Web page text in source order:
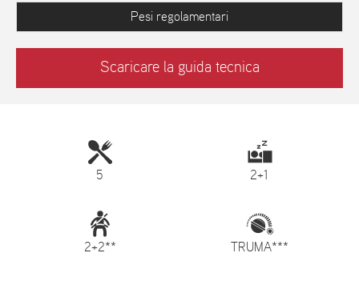
Pesi regolamentari
Scaricare la guida tecnica
5 2+1
2+2** TRUMA***